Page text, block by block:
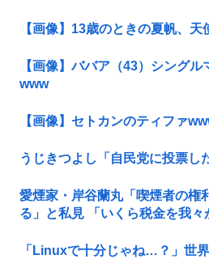
【画像】13歳のときの夏帆、天
【画像】ババア（43）シング
www
【画像】セトカンのティファ
うじきつよし「自民党に投票し
愛煙家・岸谷蘭丸「喫煙者の権
る」と私見 「いくら税金を我々
「Linuxで十分じゃね…？」世